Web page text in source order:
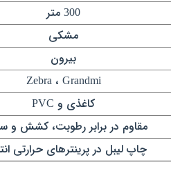
مشکی
بیرون
Zebra ، Grandmi
کاغذی و PVC
مقاوم در برابر رطوبت، کشش و
چاپ لیبل در پرینترهای حرارتی